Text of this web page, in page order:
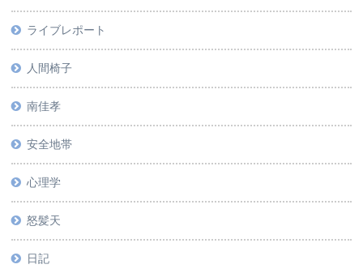
ライブレポート
人間椅子
南佳孝
安全地帯
心理学
怒髪天
日記